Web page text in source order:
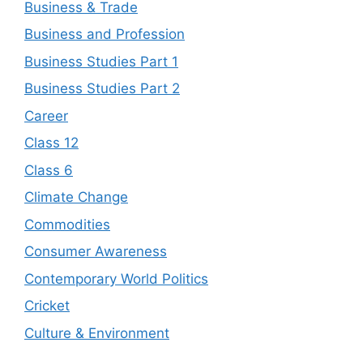
Business & Trade
Business and Profession
Business Studies Part 1
Business Studies Part 2
Career
Class 12
Class 6
Climate Change
Commodities
Consumer Awareness
Contemporary World Politics
Cricket
Culture & Environment